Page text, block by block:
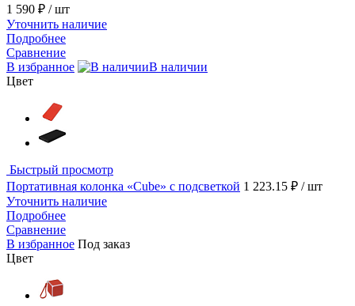
1 590 ₽ / шт
Уточнить наличие
Подробнее
Сравнение
В избранное
В наличии
Цвет
Быстрый просмотр
Портативная колонка «Cube» с подсветкой 1 223.15 ₽ / шт
Уточнить наличие
Подробнее
Сравнение
В избранное Под заказ
Цвет